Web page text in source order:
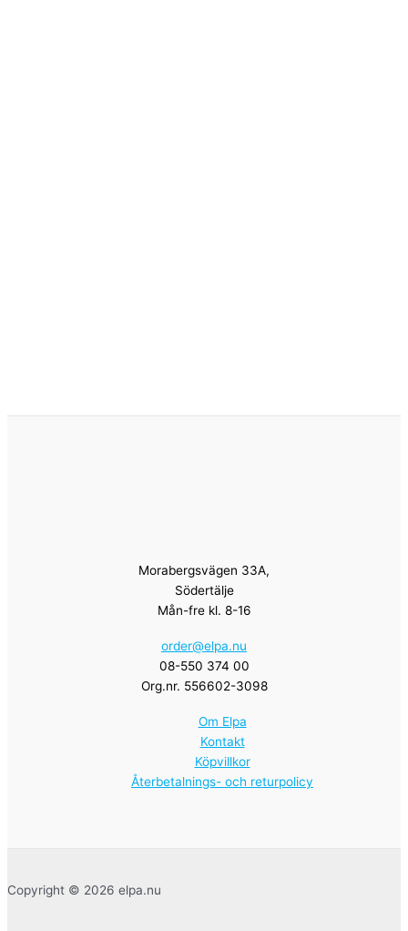
Morabergsvägen 33A,
Södertälje
Mån-fre kl. 8-16
order@elpa.nu
08-550 374 00
Org.nr. 556602-3098
Om Elpa
Kontakt
Köpvillkor
Återbetalnings- och returpolicy
Copyright © 2026 elpa.nu